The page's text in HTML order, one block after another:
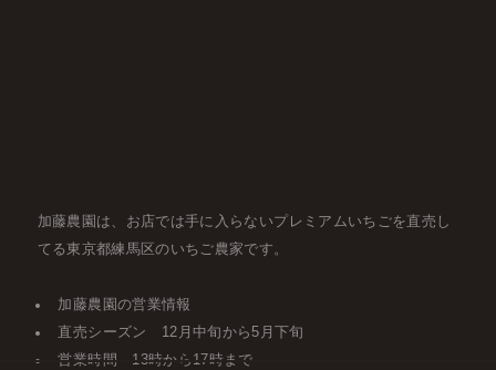
加藤農園は、お店では手に入らないプレミアムいちごを直売し
てる東京都練馬区のいちご農家です。
加藤農園の営業情報
直売シーズン 12月中旬から5月下旬
営業時間 13時から17時まで